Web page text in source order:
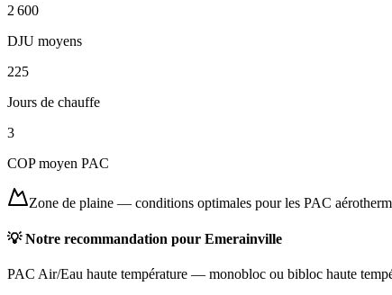
2 600
DJU moyens
225
Jours de chauffe
3
COP moyen PAC
Zone de plaine — conditions optimales pour les PAC
💡 Notre recommandation pour Emerainville
PAC Air/Eau haute température — monobloc ou bibloc haute